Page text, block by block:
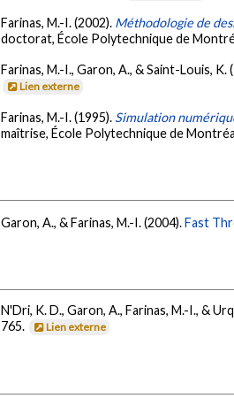
Farinas, M.-I. (2002). Méthodologie de
doctorat, École Polytechnique de
Farinas, M.-I., Garon, A., & Saint-Louis, K.
Lien externe
Farinas, M.-I. (1995). Simulation
maîtrise, École Polytechnique de
Garon, A., & Farinas, M.-I. (2004).Fast
N'Dri, K. D., Garon, A., Farinas, M.-I., &
765.
Lien externe